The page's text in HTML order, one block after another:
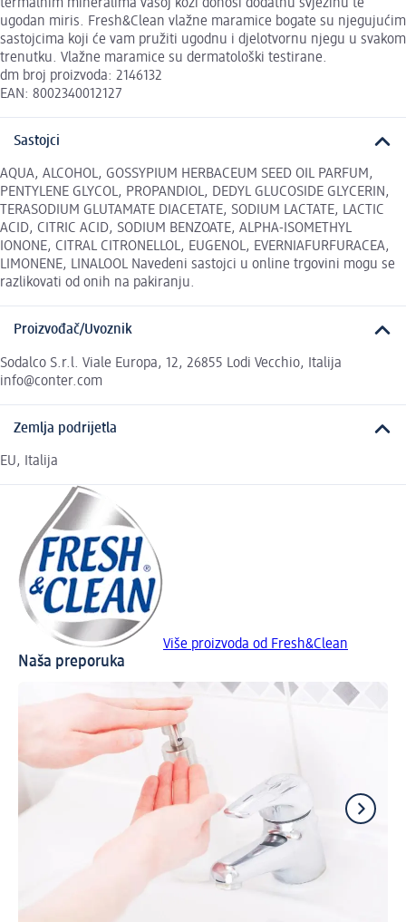
termalnim mineralima vašoj koži donosi dodatnu svježinu te
ugodan miris. Fresh&Clean vlažne maramice bogate su njegujućim
sastojcima koji će vam pružiti ugodnu i djelotvornu njegu u svakom
trenutku. Vlažne maramice su dermatološki testirane.
dm broj proizvoda: 2146132
EAN: 8002340012127
Sastojci
AQUA, ALCOHOL, GOSSYPIUM HERBACEUM SEED OIL PARFUM,
PENTYLENE GLYCOL, PROPANDIOL, DEDYL GLUCOSIDE GLYCERIN,
TERASODIUM GLUTAMATE DIACETATE, SODIUM LACTATE, LACTIC
ACID, CITRIC ACID, SODIUM BENZOATE, ALPHA-ISOMETHYL
IONONE, CITRAL CITRONELLOL, EUGENOL, EVERNIAFURFURACEA,
LIMONENE, LINALOOL Navedeni sastojci u online trgovini mogu se
razlikovati od onih na pakiranju.
Proizvođač/Uvoznik
Sodalco S.r.l. Viale Europa, 12, 26855 Lodi Vecchio, Italija
info@conter.com
Zemlja podrijetla
EU, Italija
Više proizvoda od Fresh&Clean
Naša preporuka